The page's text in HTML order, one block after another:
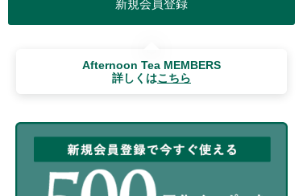
Afternoon Tea MEMBERS
詳しくはこちら